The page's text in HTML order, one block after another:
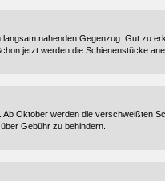
nahenden Gegenzug. Gut zu
jetzt werden die Schienenstücke
Ab Oktober werden die verschweißten
Gebühr zu behindern.